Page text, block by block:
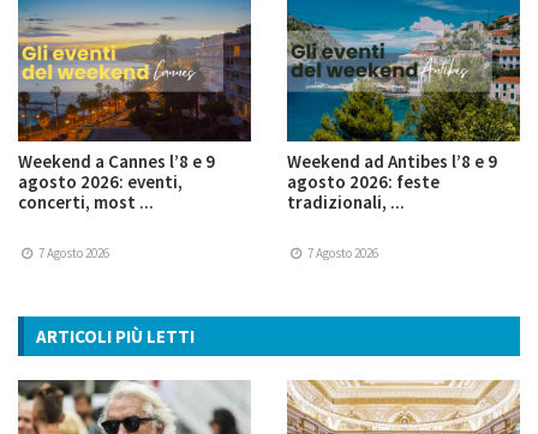
Weekend a Cannes l’8 e 9
agosto 2026: eventi,
concerti, most ...
7 Agosto 2026
Weekend ad Antibes l’8 e 9
agosto 2026: feste
tradizionali, ...
7 Agosto 2026
ARTICOLI PIÙ LETTI